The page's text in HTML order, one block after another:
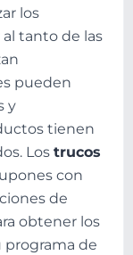
los
tanto de las
pueden
y
tienen
Los trucos
con
de
obtener los
programa de